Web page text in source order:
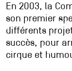
En 2003, la
son premier
différents
succès, pour
cirque et